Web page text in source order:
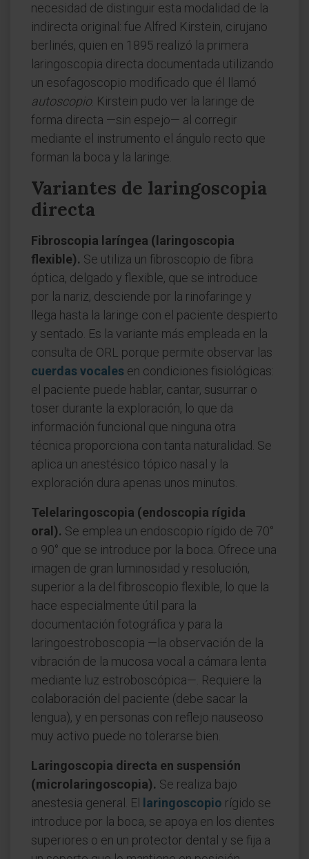
necesidad de distinguir esta modalidad de la
indirecta original: fue Alfred Kirstein, cirujano
berlinés, quien en 1895 realizó la primera
laringoscopia directa documentada utilizando
un esofagoscopio modificado que él llamó
autoscopio. Kirstein pudo ver la laringe de
forma directa —sin espejo— al corregir
mediante el instrumento el ángulo recto que
forman la boca y la laringe.
Variantes de laringoscopia
directa
Fibroscopia laríngea (laringoscopia
flexible). Se utiliza un fibroscopio de fibra
óptica, delgado y flexible, que se introduce
por la nariz, desciende por la rinofaringe y
llega hasta la laringe con el paciente despierto
y sentado. Es la variante más empleada en la
consulta de ORL porque permite observar las
cuerdas vocales en condiciones fisiológicas:
el paciente puede hablar, cantar, susurrar o
toser durante la exploración, lo que da
información funcional que ninguna otra
técnica proporciona con tanta naturalidad. Se
aplica un anestésico tópico nasal y la
exploración dura apenas unos minutos.
Telelaringoscopia (endoscopia rígida
oral). Se emplea un endoscopio rígido de 70°
o 90° que se introduce por la boca. Ofrece una
imagen de gran luminosidad y resolución,
superior a la del fibroscopio flexible, lo que la
hace especialmente útil para la
documentación fotográfica y para la
laringoestroboscopia —la observación de la
vibración de la mucosa vocal a cámara lenta
mediante luz estroboscópica—. Requiere la
colaboración del paciente (debe sacar la
lengua), y en personas con reflejo nauseoso
muy activo puede no tolerarse bien.
Laringoscopia directa en suspensión
(microlaringoscopia). Se realiza bajo
anestesia general. El
laringoscopio rígido se
introduce por la boca, se apoya en los dientes
superiores o en un protector dental y se fija a